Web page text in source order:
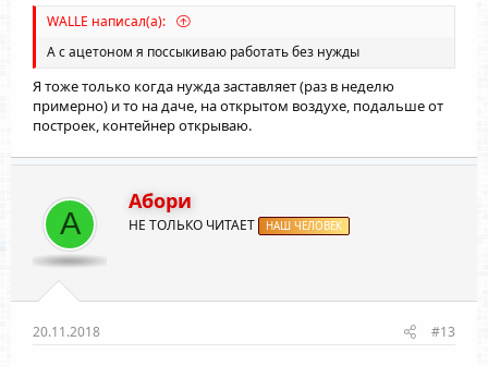
WALLE написал(а):
А с ацетоном я поссыкиваю работать без нужды
Я тоже только когда нужда заставляет (раз в неделю
примерно) и то на даче, на открытом воздухе, подальше от
построек, контейнер открываю.
А
Абори
НЕ ТОЛЬКО ЧИТАЕТ НАШ ЧЕЛОВЕК
20.11.2018 #13